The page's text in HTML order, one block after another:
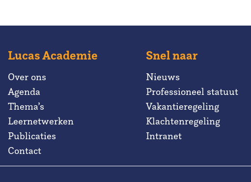
Lucas Academie
Over ons
Agenda
Thema’s
Leernetwerken
Publicaties
Contact
Snel naar
Nieuws
Professioneel statuut
Vakantieregeling
Klachtenregeling
Intranet